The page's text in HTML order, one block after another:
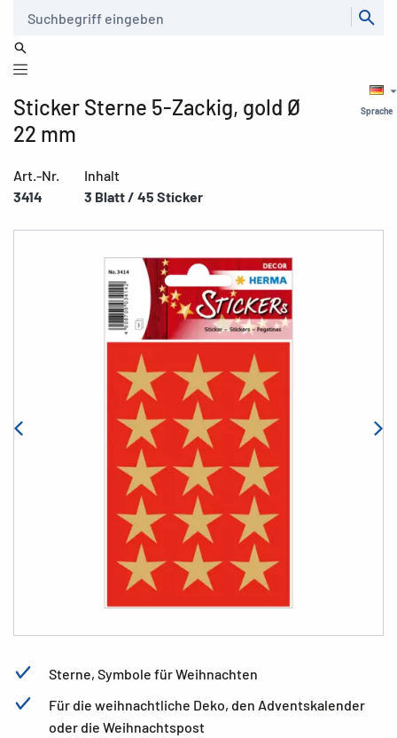
Sprache
Sticker Sterne 5-Zackig, gold Ø
22 mm
Art.-Nr.
3414
Inhalt
3 Blatt / 45 Sticker
Sterne, Symbole für Weihnachten
Für die weihnachtliche Deko, den Adventskalender
oder die Weihnachtspost